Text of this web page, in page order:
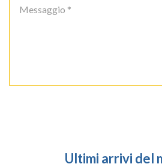
Ultimi arrivi del